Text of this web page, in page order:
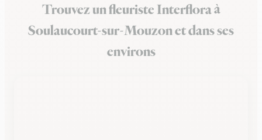
Trouvez un fleuriste Interflora à
Soulaucourt-sur-Mouzon et dans ses
environs